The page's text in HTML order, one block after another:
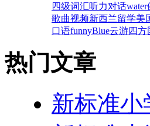
四级词汇听力对话water
歌曲视频新西兰留学美
口语funnyBlue云游四方
热门文章
新标准